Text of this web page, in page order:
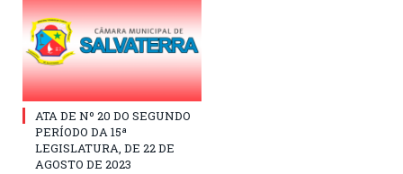
ATA DE Nº 20 DO SEGUNDO
PERÍODO DA 15ª
LEGISLATURA, DE 22 DE
AGOSTO DE 2023